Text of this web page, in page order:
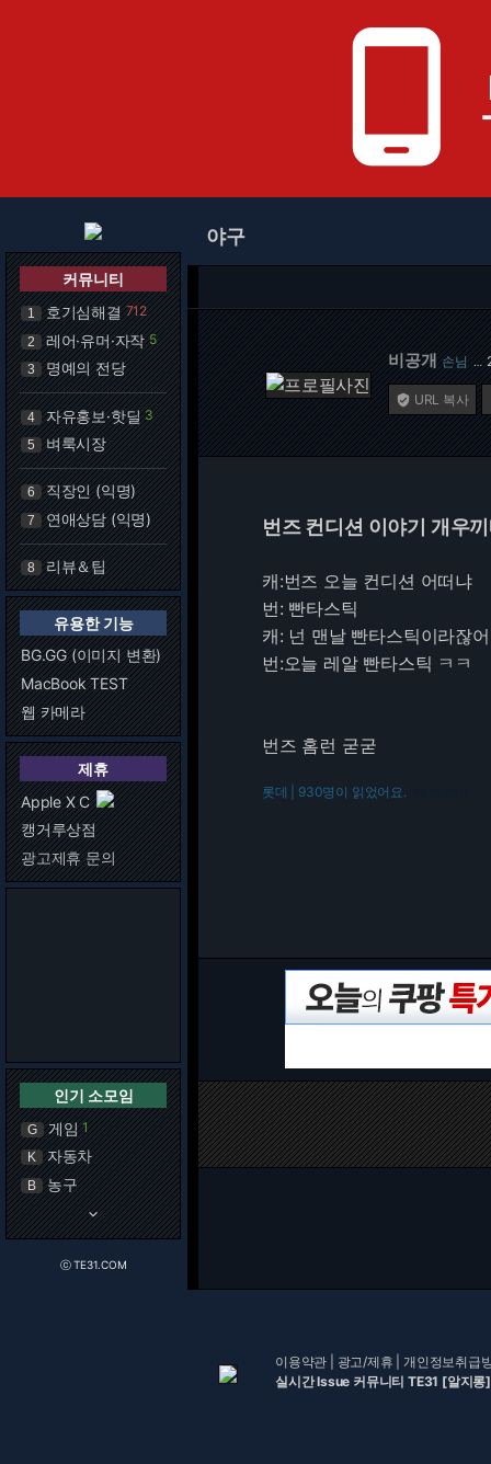
phone_android
커뮤니티
1 호기심해결 712
2 레어·유머·자작 5
3 명예의 전당
4 자유홍보·핫딜 3
5 벼룩시장
6 직장인 (익명)
7 연애상담 (익명)
8 리뷰＆팁
유용한 기능
BG.GG (이미지 변환)
MacBook TEST
웹 카메라
제휴
Apple X C
캥거루상점
광고제휴 문의
인기 소모임
G 게임 1
K 자동차
B 농구
keyboard_arrow_down
ⓒ TE31.COM
야구
비공개 손님 …
 URL 복사
번즈 컨디션 이야기 개우
캐:번즈 오늘 컨디션 어떠냐
번: 빤타스틱
캐: 넌 맨날 빤타스틱이라잖어
번:오늘 레알 빤타스틱 ㅋㅋ
번즈 홈런 굳굳
롯데 | 930명이 읽었어요.
이용약관 광고/제휴 |개인정보취급
실시간 Issue 커뮤니티 TE31 [알지